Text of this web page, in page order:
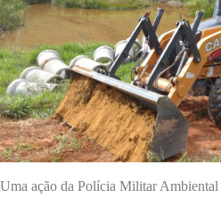
Uma ação da Polícia Militar